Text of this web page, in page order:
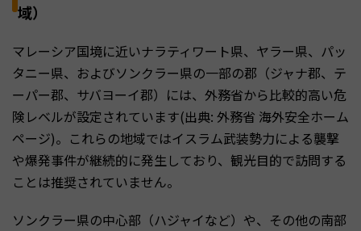
域）
マレーシア国境に近いナラティワート県、ヤラー県、パッ
タニー県、およびソンクラー県の一部の郡（ジャナ郡、テ
ーパー郡、サバヨーイ郡）には、外務省から比較的高い危
険レベルが設定されています(出典: 外務省 海外安全ホーム
ページ)。これらの地域ではイスラム武装勢力による襲撃
や爆発事件が継続的に発生しており、観光目的で訪問する
ことは推奨されていません。
ソンクラー県の中心部（ハジャイなど）や、その他の南部